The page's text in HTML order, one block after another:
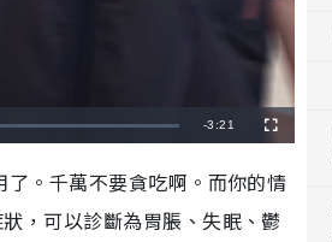
剩
間
-3:21
全
螢
。千萬不要貪吃啊。而你的情
，可以診斷為胃脹、失眠、鬱